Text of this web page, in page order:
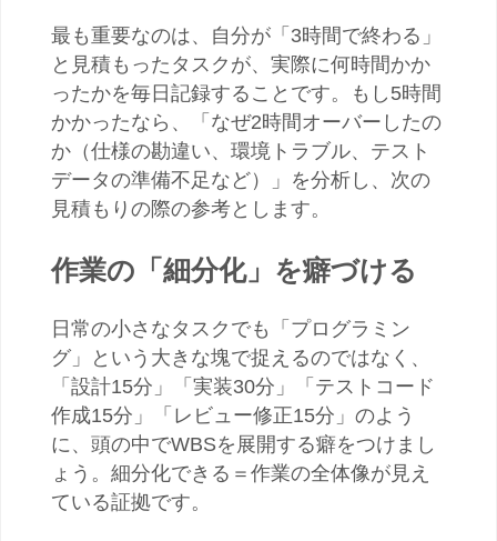
最も重要なのは、自分が「3時間で終わる」
と見積もったタスクが、実際に何時間かか
ったかを毎日記録することです。もし5時間
かかったなら、「なぜ2時間オーバーしたの
か（仕様の勘違い、環境トラブル、テスト
データの準備不足など）」を分析し、次の
見積もりの際の参考とします。
作業の「細分化」を癖づける
日常の小さなタスクでも「プログラミン
グ」という大きな塊で捉えるのではなく、
「設計15分」「実装30分」「テストコード
作成15分」「レビュー修正15分」のよう
に、頭の中でWBSを展開する癖をつけまし
ょう。細分化できる＝作業の全体像が見え
ている証拠です。